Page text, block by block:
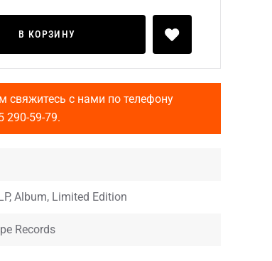
В КОРЗИНУ
свяжитесь с нами по телефону
290-59-79.
Album, Limited Edition
Records